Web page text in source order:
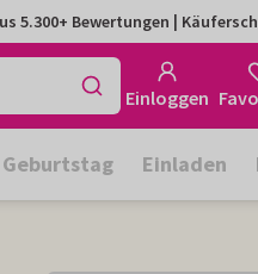
5.300+ Bewertungen |
Einloggen
Geburtstag Einladen